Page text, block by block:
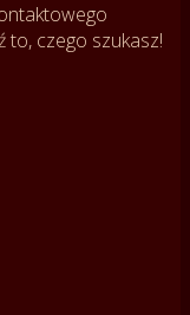
to, czego szukasz!